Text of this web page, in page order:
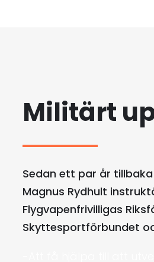
Militärt
Sedan ett par år
Magnus Rydhult
Flygvapenfrivilligas
Skyttesportförbundet